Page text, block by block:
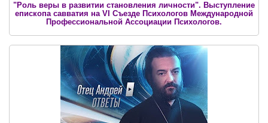
"Роль веры в развитии становления личности". Выступление
епископа савватия на VI Съезде Психологов Международной
Профессиональной Ассоциации Психологов.